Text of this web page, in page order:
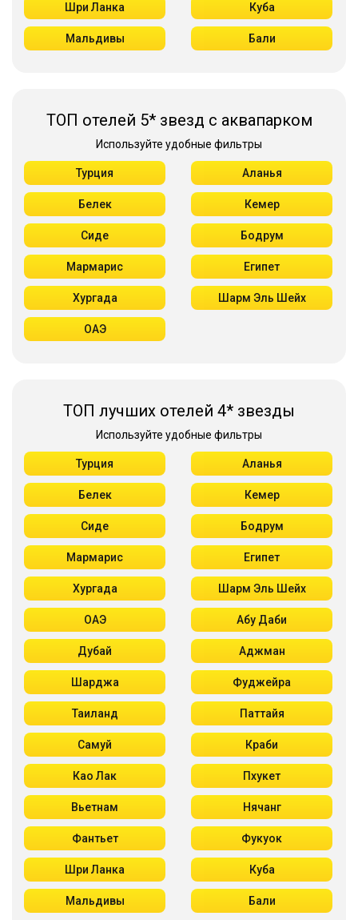
Шри Ланка Куба
Мальдивы Бали
ТОП отелей 5* звезд с аквапарком
Используйте удобные фильтры
Турция Аланья
Белек Кемер
Сиде Бодрум
Мармарис Египет
Хургада Шарм Эль Шейх
ОАЭ
ТОП лучших отелей 4* звезды
Используйте удобные фильтры
Турция Аланья
Белек Кемер
Сиде Бодрум
Мармарис Египет
Хургада Шарм Эль Шейх
ОАЭ Абу Даби
Дубай Аджман
Шарджа Фуджейра
Таиланд Паттайя
Самуй Краби
Као Лак Пхукет
Вьетнам Нячанг
Фантьет Фукуок
Шри Ланка Куба
Мальдивы Бали